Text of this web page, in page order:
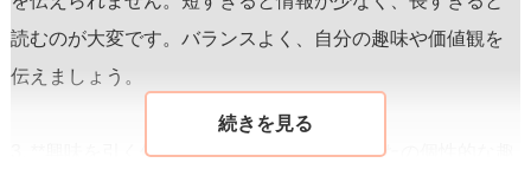
読むのが大変です。バランスよく、自分の趣味や価値観を
伝えましょう。
3. **興味を引く個性が不足している：**あなたの個性的な趣